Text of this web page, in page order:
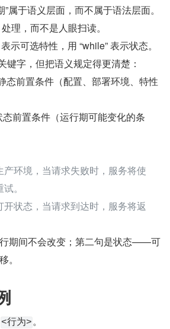
属于语义层面，而不属于语法层面。
理，而不是人眼扫读。
示可选特性，用 “while” 表示状态。
键字，但把语义规定得更清楚：
态前置条件（配置、部署环境、特性
前置条件（运行期可能变化的条
环境，当请求失败时，服务将使
。
状态，当请求到达时，服务将返
期间不会改变；第二句是状态——可
。
<行为>。